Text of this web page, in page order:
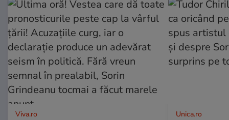
Viva.ro Unica.ro